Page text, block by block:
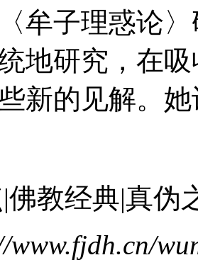
牟子理惑论
地研究，在
新的见解。
佛教经典|真伪
www.fjdh.cn/